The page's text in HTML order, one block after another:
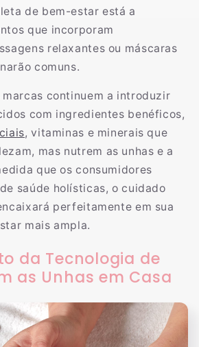
de bem-estar está a
que incorporam
relaxantes ou máscaras
comuns.
marcas continuem a introduzir
com ingredientes benéficos,
, vitaminas e minerais que
mas nutrem as unhas e a
que os consumidores
saúde holísticas, o cuidado
perfeitamente em sua
mais ampla.
da Tecnologia de
as Unhas em Casa